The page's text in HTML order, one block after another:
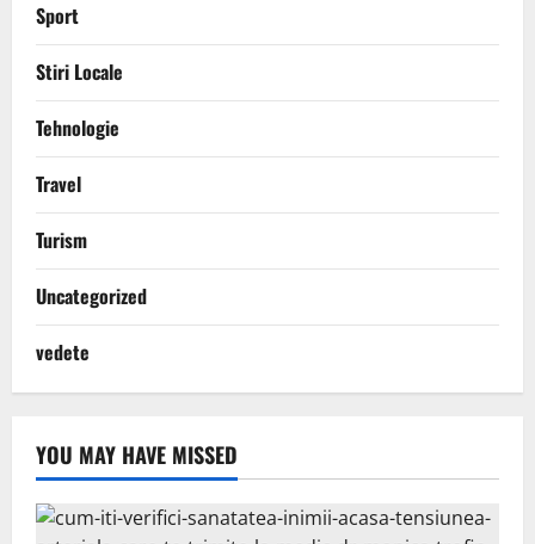
Sport
Stiri Locale
Tehnologie
Travel
Turism
Uncategorized
vedete
YOU MAY HAVE MISSED